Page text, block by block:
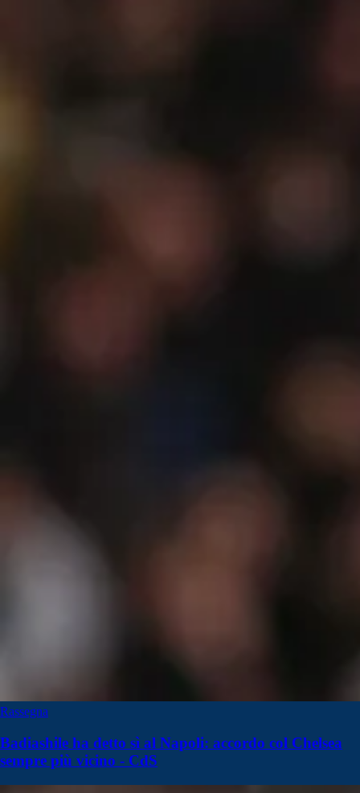
Rassegna
Badiashile ha detto sì al Napoli: accordo col Chelsea
sempre più vicino - CdS